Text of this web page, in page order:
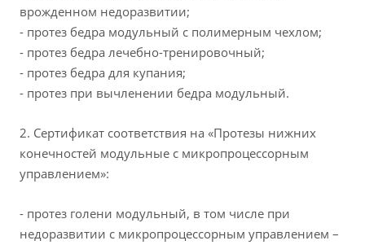
врожденном недоразвитии;
- протез бедра модульный с полимерным чехлом;
- протез бедра лечебно-тренировочный;
- протез бедра для купания;
- протез при вычленении бедра модульный.
2. Сертификат соответствия на «Протезы нижних
конечностей модульные с микропроцессорным
управлением»:
- протез голени модульный, в том числе при
недоразвитии с микропроцессорным управлением –